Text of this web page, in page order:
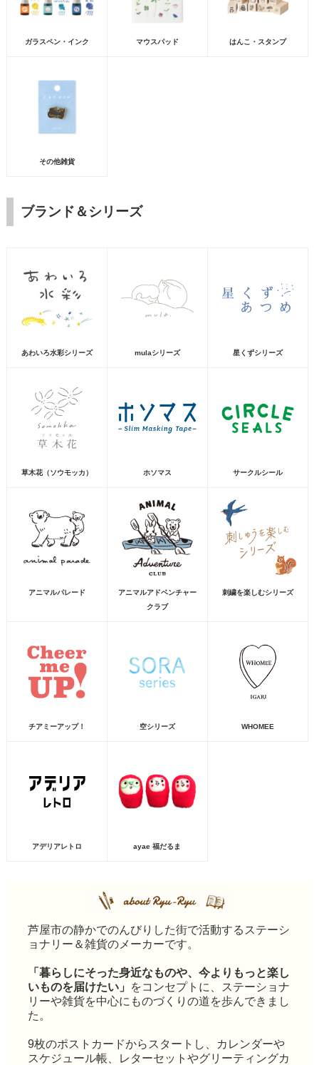
ガラスペン・インク マウスパッド はんこ・スタンプ
その他雑貨
ブランド＆シリーズ
あわいろ水彩シリーズ mulaシリーズ 星くずシリーズ
草木花（ソウモッカ） ホソマス サークルシール
アニマルパレード
アニマルアドベンチャー
クラブ
刺繍を楽しむシリーズ
チアミーアップ！ 空シリーズ WHOMEE
アデリアレトロ ayae 福だるま
芦屋市の静かでのんびりした街で活動するステーシ
ョナリー＆雑貨のメーカーです。
「暮らしにそった身近なものや、今よりもっと楽し
いものを届けたい」
をコンセプトに、ステーショナ
リーや雑貨を中心にものづくりの道を歩んできまし
た。
9枚のポストカードからスタートし、カレンダーや
スケジュール帳、レターセットやグリーティングカ